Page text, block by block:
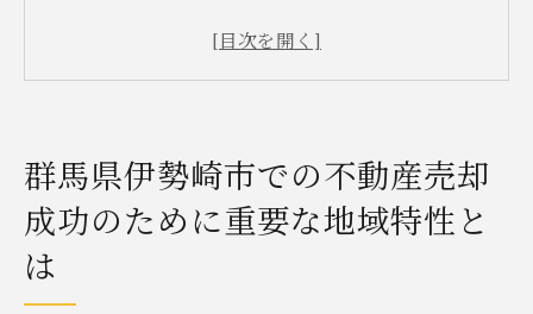
伊勢崎市における不動産需要の特徴
売却成功のために知っておくべき地域の強
太田市における不動産売却市場の最新動向を徹
群馬県伊勢崎市での不動産売却
成功のために重要な地域特性と
は